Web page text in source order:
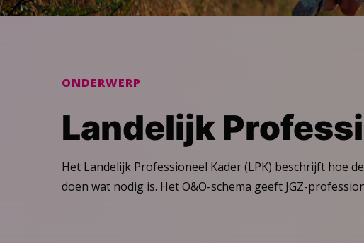
ONDERWERP
Landelijk
Het Landelijk Professioneel Kader (LPK) beschrijft hoe
doen wat nodig is. Het O&O-schema geeft JGZ-